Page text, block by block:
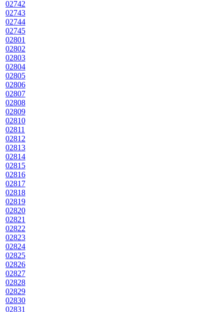
02742
02743
02744
02745
02801
02802
02803
02804
02805
02806
02807
02808
02809
02810
02811
02812
02813
02814
02815
02816
02817
02818
02819
02820
02821
02822
02823
02824
02825
02826
02827
02828
02829
02830
02831